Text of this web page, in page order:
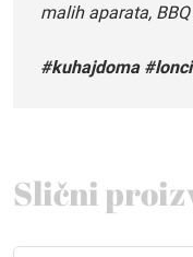
malih aparata,
#kuhajdoma
Slični